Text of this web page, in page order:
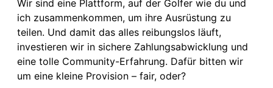
Wir sind eine Plattform, auf der Golfer wie du und
ich zusammenkommen, um ihre Ausrüstung zu
teilen. Und damit das alles reibungslos läuft,
investieren wir in sichere Zahlungsabwicklung und
eine tolle Community-Erfahrung. Dafür bitten wir
um eine kleine Provision – fair, oder?